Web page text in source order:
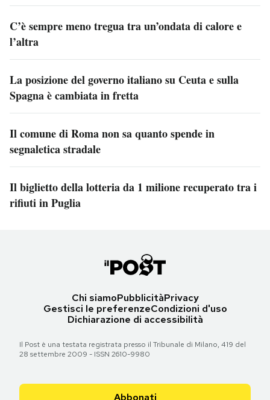
C’è sempre meno tregua tra un’ondata di calore e
l’altra
La posizione del governo italiano su Ceuta e sulla
Spagna è cambiata in fretta
Il comune di Roma non sa quanto spende in
segnaletica stradale
Il biglietto della lotteria da 1 milione recuperato tra i
rifiuti in Puglia
Chi siamoPubblicitàPrivacy
Gestisci le preferenzeCondizioni d'uso
Dichiarazione di accessibilità
Il Post è una testata registrata presso il Tribunale di Milano, 419 del
28 settembre 2009 - ISSN 2610-9980